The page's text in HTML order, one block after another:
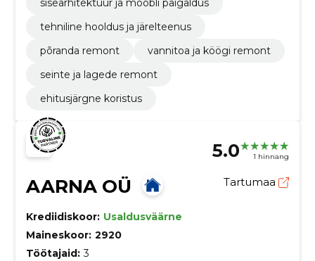
sisearhitektuur ja mööbli paigaldus
tehniline hooldus ja järelteenus
põranda remont
vannitoa ja köögi remont
seinte ja lagede remont
ehitusjärgne koristus
5.0 1 hinnang
AARNA OÜ Tartumaa
Krediidiskoor: Usaldusväärne
Maineskoor: 2920
Töötajaid: 3